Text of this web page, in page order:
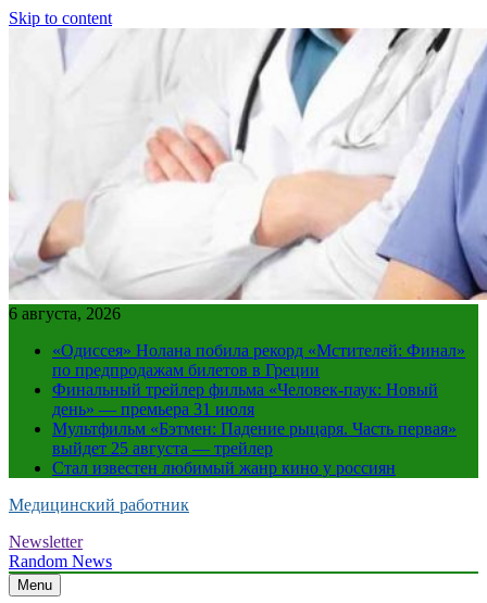
Skip to content
6 августа, 2026
«Одиссея» Нолана побила рекорд «Мстителей: Финал»
по предпродажам билетов в Греции
Финальный трейлер фильма «Человек-паук: Новый
день» — премьера 31 июля
Мультфильм «Бэтмен: Падение рыцаря. Часть первая»
выйдет 25 августа — трейлер
Стал известен любимый жанр кино у россиян
Медицинский работник
Newsletter
Random News
Menu